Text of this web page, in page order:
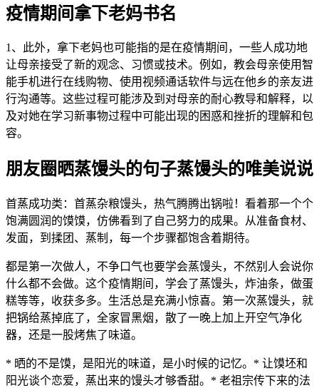
疫情期间拿下老妈书名
1、此外，拿下老妈也可能指的是在疫情期间，一些人成功地
让母亲接受了新的观念、习惯或技术。例如，教会母亲使用智
能手机进行在线购物、使用视频通话软件与远在他乡的亲友进
行沟通等。这些过程可能涉及到对母亲的耐心教导和解释，以
及对她在学习新事物过程中可能出现的困惑和挫折的理解和包
容。
朋友圈晒蒸馒头的句子蒸馒头的唯美说说
首蒸成功类：首蒸杂粮馒头，热气腾腾出锅啦！看着那一个个
饱满圆润的馍馍，仿佛看到了自己努力的成果。从准备食材、
发面，到揉团、蒸制，每一个步骤都饱含着期待。
都是第一次做人，不争口气也要学会蒸馒头，不然别人会说你
什么都不会做。这个疫情期间，学会了蒸馒头，炸油条，做蛋
糕等等，收获多多。生活总是充满小惊喜。第一次蒸馒头，就
把锅给蒸掉底了，全家冒黑烟，散了一晚上加上开空气净化
器，还是一股烤焦了味道。
* 晒的不是馍，是阳光的味道，是小时候的记忆。* 让馍坯和
阳光谈个恋爱，蒸出来的馒头才够香甜。* 老祖宗传下来的法